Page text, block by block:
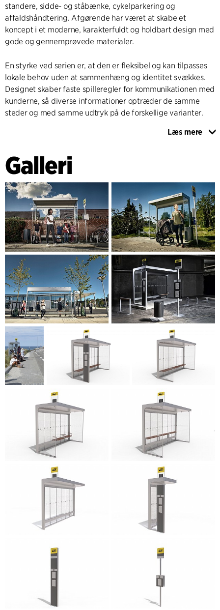
standere, sidde- og ståbænke, cykelparkering og
affaldshåndtering. Afgørende har været at skabe et
koncept i et moderne, karakterfuldt og holdbart design med
gode og gennemprøvede materialer.
En styrke ved serien er, at den er fleksibel og kan tilpasses
lokale behov uden at sammenhæng og identitet svækkes.
Designet skaber faste spilleregler for kommunikationen med
kunderne, så diverse informationer optræder de samme
steder og med samme udtryk på de forskellige varianter.
C.F. Møller Architects har ageret rådgiver for Nordjyllands
brugerproces til godkendt koncept, designmanual, EU-
udbud og produktudvikling.
Læs mere
Galleri